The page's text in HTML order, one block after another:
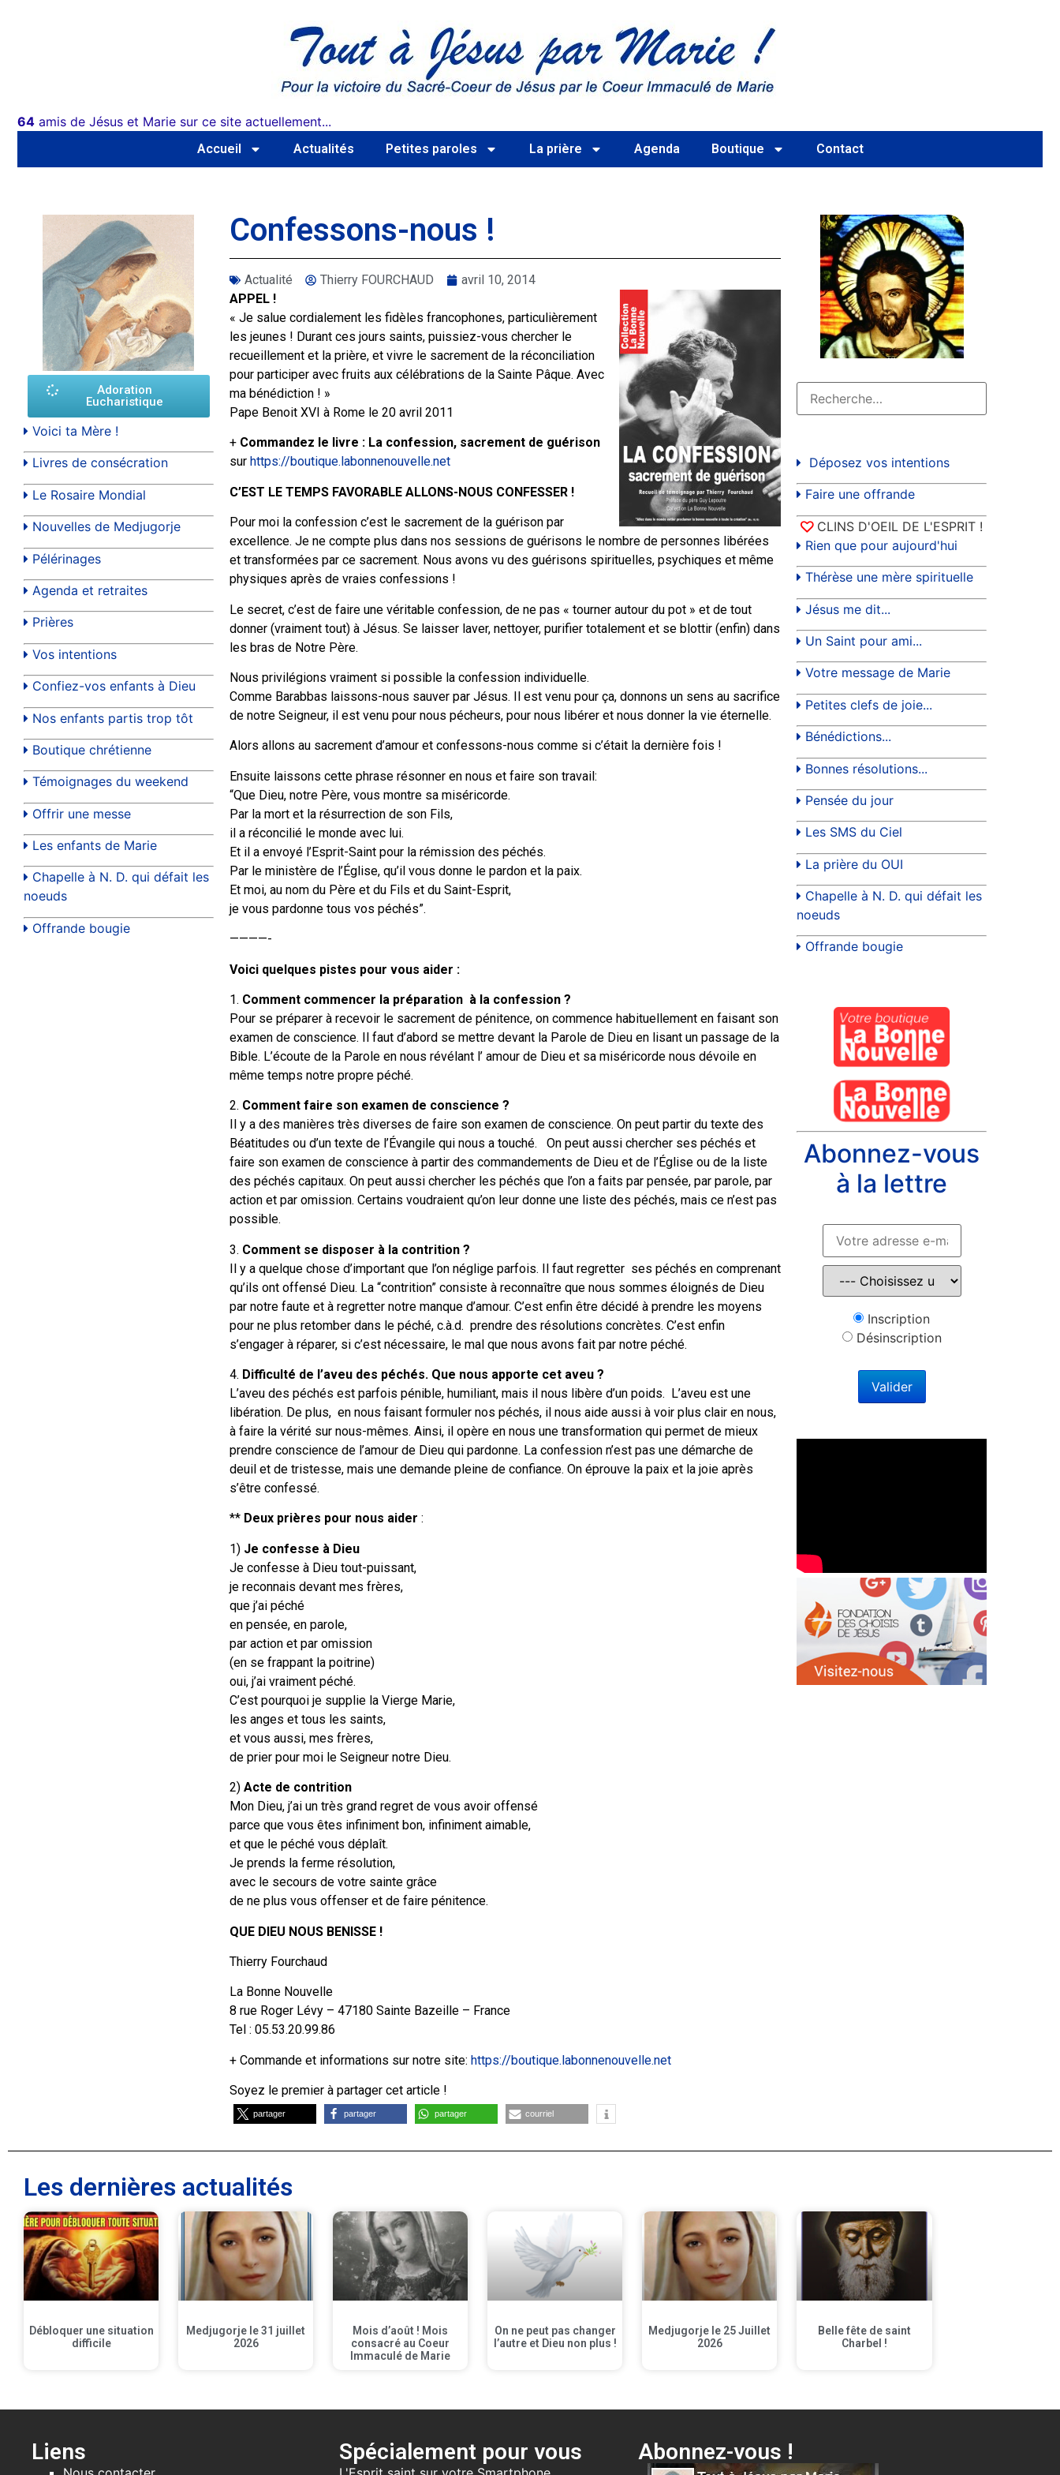
64 amis de Jésus et Marie sur ce site actuellement...
Accueil Actualités Petites paroles La prière Agenda Boutique Contact
Adoration
Eucharistique
Voici ta Mère !
Livres de consécration
Le Rosaire Mondial
Nouvelles de Medjugorje
Pélérinages
Agenda et retraites
Prières
Vos intentions
Confiez-vos enfants à Dieu
Nos enfants partis trop tôt
Boutique chrétienne
Témoignages du weekend
Offrir une messe
Les enfants de Marie
Chapelle à N. D. qui défait les
noeuds
Offrande bougie
Confessons-nous !
Actualité Thierry FOURCHAUD
avril 10, 2014
APPEL !
« Je salue cordialement les fidèles francophones, particulièrement
les jeunes ! Durant ces jours saints, puissiez-vous chercher le
recueillement et la prière, et vivre le sacrement de la réconciliation
pour participer avec fruits aux célébrations de la Sainte Pâque. Avec
ma bénédiction ! »
Pape Benoit XVI à Rome le 20 avril 2011
+ Commandez le livre : La confession, sacrement de guérison
sur https://boutique.labonnenouvelle.net
C’EST LE TEMPS FAVORABLE ALLONS-NOUS CONFESSER !
Pour moi la confession c’est le sacrement de la guérison par
excellence. Je ne compte plus dans nos sessions de guérisons le nombre de personnes libérées
et transformées par ce sacrement. Nous avons vu des guérisons spirituelles, psychiques et même
physiques après de vraies confessions !
Le secret, c’est de faire une véritable confession, de ne pas « tourner autour du pot » et de tout
donner (vraiment tout) à Jésus. Se laisser laver, nettoyer, purifier totalement et se blottir (enfin) dans
les bras de Notre Père.
Nous privilégions vraiment si possible la confession individuelle.
Comme Barabbas laissons-nous sauver par Jésus. Il est venu pour ça, donnons un sens au sacrifice
de notre Seigneur, il est venu pour nous pécheurs, pour nous libérer et nous donner la vie éternelle.
Alors allons au sacrement d’amour et confessons-nous comme si c’était la dernière fois !
Ensuite laissons cette phrase résonner en nous et faire son travail:
“Que Dieu, notre Père, vous montre sa miséricorde.
Par la mort et la résurrection de son Fils,
il a réconcilié le monde avec lui.
Et il a envoyé l’Esprit-Saint pour la rémission des péchés.
Par le ministère de l’Église, qu’il vous donne le pardon et la paix.
Et moi, au nom du Père et du Fils et du Saint-Esprit,
je vous pardonne tous vos péchés”.
————-
Voici quelques pistes pour vous aider :
1. Comment commencer la préparation à la confession ?
Pour se préparer à recevoir le sacrement de pénitence, on commence habituellement en faisant son
examen de conscience. Il faut d’abord se mettre devant la Parole de Dieu en lisant un passage de la
Bible. L’écoute de la Parole en nous révélant l’ amour de Dieu et sa miséricorde nous dévoile en
même temps notre propre péché.
2. Comment faire son examen de conscience ?
Il y a des manières très diverses de faire son examen de conscience. On peut partir du texte des
Béatitudes ou d’un texte de l’Évangile qui nous a touché. On peut aussi chercher ses péchés et
faire son examen de conscience à partir des commandements de Dieu et de l’Église ou de la liste
des péchés capitaux. On peut aussi chercher les péchés que l’on a faits par pensée, par parole, par
action et par omission. Certains voudraient qu’on leur donne une liste des péchés, mais ce n’est pas
possible.
3. Comment se disposer à la contrition ?
Il y a quelque chose d’important que l’on néglige parfois. Il faut regretter ses péchés en comprenant
qu’ils ont offensé Dieu. La “contrition” consiste à reconnaître que nous sommes éloignés de Dieu
par notre faute et à regretter notre manque d’amour. C’est enfin être décidé à prendre les moyens
pour ne plus retomber dans le péché, c.à.d. prendre des résolutions concrètes. C’est enfin
s’engager à réparer, si c’est nécessaire, le mal que nous avons fait par notre péché.
4. Difficulté de l’aveu des péchés. Que nous apporte cet aveu ?
L’aveu des péchés est parfois pénible, humiliant, mais il nous libère d’un poids. L’aveu est une
libération. De plus, en nous faisant formuler nos péchés, il nous aide aussi à voir plus clair en nous,
à faire la vérité sur nous-mêmes. Ainsi, il opère en nous une transformation qui permet de mieux
prendre conscience de l’amour de Dieu qui pardonne. La confession n’est pas une démarche de
deuil et de tristesse, mais une demande pleine de confiance. On éprouve la paix et la joie après
s’être confessé.
**Deux prières pour nous aider :
1) Je confesse à Dieu
Je confesse à Dieu tout-puissant,
je reconnais devant mes frères,
que j’ai péché
en pensée, en parole,
par action et par omission
(en se frappant la poitrine)
oui, j’ai vraiment péché.
C’est pourquoi je supplie la Vierge Marie,
les anges et tous les saints,
et vous aussi, mes frères,
de prier pour moi le Seigneur notre Dieu.
2) Acte de contrition
Mon Dieu, j’ai un très grand regret de vous avoir offensé
parce que vous êtes infiniment bon, infiniment aimable,
et que le péché vous déplaît.
Je prends la ferme résolution,
avec le secours de votre sainte grâce
de ne plus vous offenser et de faire pénitence.
QUE DIEU NOUS BENISSE !
Thierry Fourchaud
La Bonne Nouvelle
8 rue Roger Lévy – 47180 Sainte Bazeille – France
Tel : 05.53.20.99.86
+ Commande et informations sur notre site: https://boutique.labonnenouvelle.net
Soyez le premier à partager cet article !
partager partager partager courriel
Déposez vos intentions
Faire une offrande
CLINS D'OEIL DE L'ESPRIT !
Rien que pour aujourd'hui
Thérèse une mère spirituelle
Jésus me dit...
Un Saint pour ami...
Votre message de Marie
Petites clefs de joie...
Bénédictions...
Bonnes résolutions...
Pensée du jour
Les SMS du Ciel
La prière du OUI
Chapelle à N. D. qui défait les
noeuds
Offrande bougie
Abonnez-vous
à la lettre
Inscription
Désinscription
Les dernières actualités
Débloquer une situation
difficile
Medjugorje le 31 juillet
2026
Mois d’août ! Mois
consacré au Coeur
Immaculé de Marie
On ne peut pas changer
l’autre et Dieu non plus !
Medjugorje le 25 Juillet
2026
Belle fête de saint
Charbel !
Liens Spécialement pour vous Abonnez-vous !